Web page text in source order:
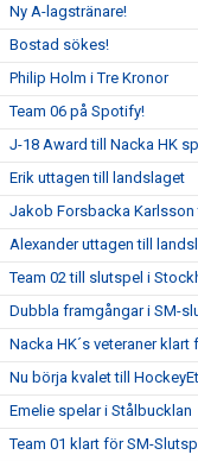
Ny A-lagstränare!
Bostad sökes!
Philip Holm i Tre Kronor
Team 06 på Spotify!
J-18 Award till Nacka HK
Erik uttagen till landslaget
Jakob Forsbacka
Alexander uttagen till
Team 02 till slutspel i
Dubbla framgångar i SM-
Nacka HK´s veteraner
Nu börja kvalet till
Emelie spelar i Stålbucklan
Team 01 klart för SM-